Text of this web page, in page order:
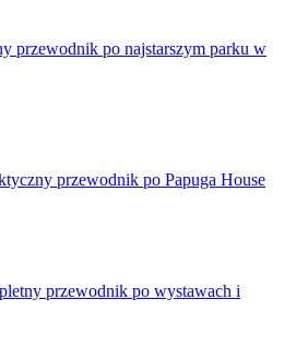
przewodnik po najstarszym parku w
przewodnik po Papuga House
przewodnik po wystawach i